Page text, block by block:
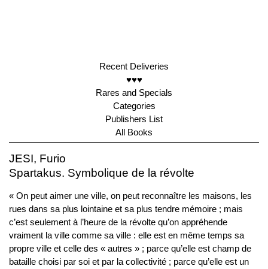
Recent Deliveries
♥♥♥
Rares and Specials
Categories
Publishers List
All Books
JESI, Furio
Spartakus. Symbolique de la révolte
« On peut aimer une ville, on peut reconnaître les maisons, les
rues dans sa plus lointaine et sa plus tendre mémoire ; mais
c’est seulement à l’heure de la révolte qu’on appréhende
vraiment la ville comme sa ville : elle est en même temps sa
propre ville et celle des « autres » ; parce qu’elle est champ de
bataille choisi par soi et par la collectivité ; parce qu’elle est un